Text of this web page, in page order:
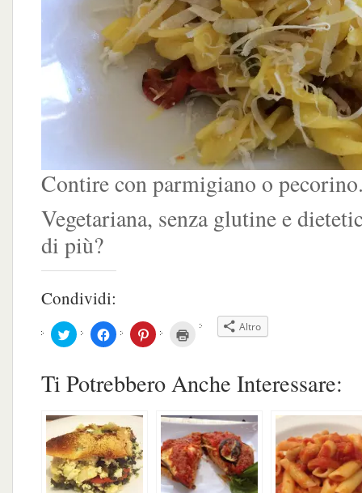
Contire con parmigiano o
Vegetariana, senza glutine e
di più?
Condividi:
Fai
clic
su
Twitter
in
una
nuova
finestra)
Fai
clic
Facebook
(Si
una
nuova
finestra)
Fai
clic
su
Pinterest
nuova
finestra)
Fai
(Si
apre
nuova
finestra)
Altro
Ti Potrebbero Anche Interessare: